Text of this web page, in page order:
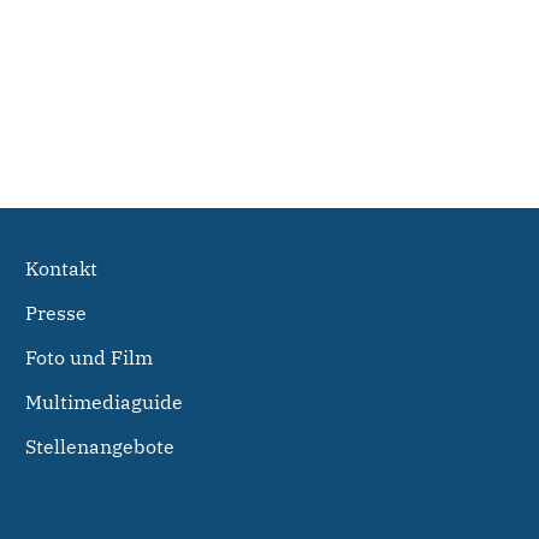
Kontakt
Presse
Foto und Film
Multimediaguide
Stellenangebote